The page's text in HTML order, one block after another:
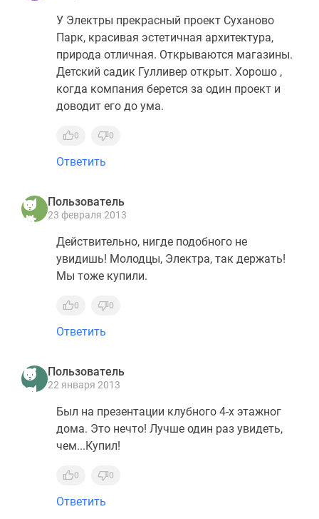
У Электры прекрасный проект Суханово
Парк, красивая эстетичная архитектура,
природа отличная. Открываются магазины.
Детский садик Гулливер открыт. Хорошо ,
когда компания берется за один проект и
доводит его до ума.
0 0
Ответить
Пользователь
23 февраля 2013
Действительно, нигде подобного не
увидишь! Молодцы, Электра, так держать!
Мы тоже купили.
0 0
Ответить
Пользователь
22 января 2013
Был на презентации клубного 4-х этажног
дома. Это нечто! Лучше один раз увидеть,
чем...Купил!
0 0
Ответить